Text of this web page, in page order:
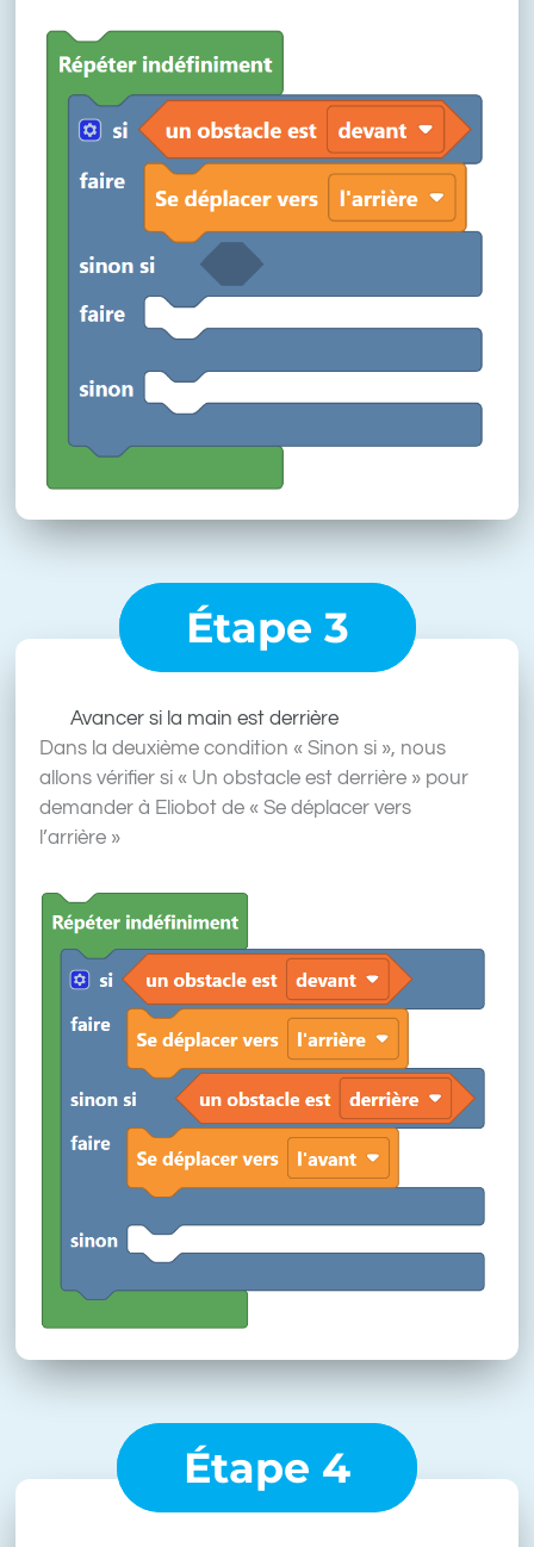
Étape 3
Avancer si la main est derrière
Dans la deuxième condition « Sinon si », nous
allons vérifier si « Un obstacle est derrière » pour
demander à Eliobot de « Se déplacer vers
l’arrière »
Étape 4